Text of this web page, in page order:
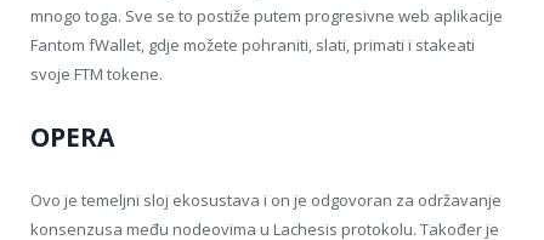
mnogo toga. Sve se to postiže putem progresivne web aplikacije
Fantom fWallet, gdje možete pohraniti, slati, primati i stakeati
svoje FTM tokene.
OPERA
Ovo je temeljni sloj ekosustava i on je odgovoran za održavanje
konsenzusa među nodeovima u Lachesis protokolu. Također je